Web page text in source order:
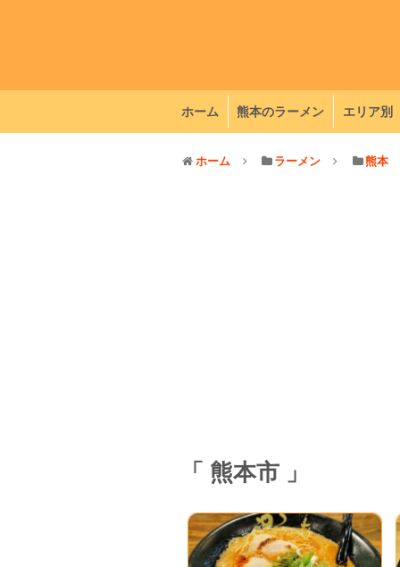
ホーム 熊本のラーメン エリア別
ホーム ラーメン 熊本
熊本市